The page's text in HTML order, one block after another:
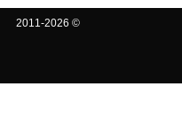
2011-2026 ©